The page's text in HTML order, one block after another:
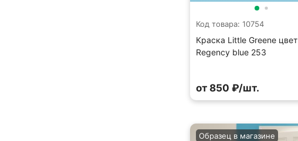
Код товара: 10754
Краска Little Greene цвет
Regency blue 253
от 850 ₽/шт.
Образец в магазине